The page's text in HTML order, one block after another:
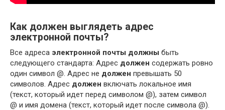
Как должен выглядеть адрес
электронной почты?
Все адреса электронной почты должны быть
следующего стандарта: Адрес должен содержать ровно
один символ @. Адрес не должен превышать 50
символов. Адрес должен включать локальное имя
(текст, который идет перед символом @), затем символ
@ и имя домена (текст, который идет после символа @).